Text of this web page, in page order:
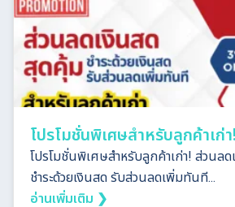
โปรโมชั่นพิเศษสำหรับลูกค้าเก่า!
โปรโมชั่นพิเศษสำหรับลูกค้าเก่า! ส่วนล
ชำระด้วยเงินสด รับส่วนลดเพิ่มทันที...
อ่านเพิ่มเติม ❯